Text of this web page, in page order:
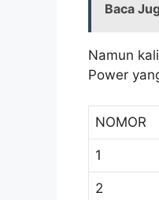
Baca
Namun
Power
NOMOR
1
2